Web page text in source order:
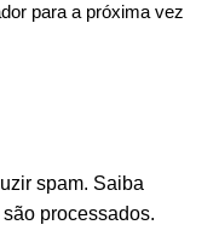
para a próxima vez
spam. Saiba
processados.